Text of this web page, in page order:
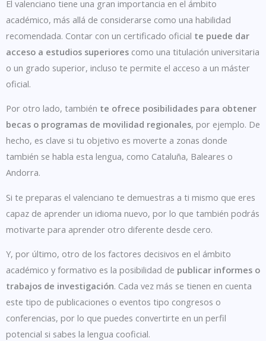
El valenciano tiene una gran importancia en el ámbito
académico, más allá de considerarse como una habilidad
recomendada. Contar con un certificado oficial te puede dar
acceso a estudios superiores como una titulación universitaria
o un grado superior, incluso te permite el acceso a un máster
oficial.
Por otro lado, también te ofrece posibilidades para obtener
becas o programas de movilidad regionales, por ejemplo. De
hecho, es clave si tu objetivo es moverte a zonas donde
también se habla esta lengua, como Cataluña, Baleares o
Andorra.
Si te preparas el valenciano te demuestras a ti mismo que eres
capaz de aprender un idioma nuevo, por lo que también podrás
motivarte para aprender otro diferente desde cero.
Y, por último, otro de los factores decisivos en el ámbito
académico y formativo es la posibilidad de publicar informes o
trabajos de investigación. Cada vez más se tienen en cuenta
este tipo de publicaciones o eventos tipo congresos o
conferencias, por lo que puedes convertirte en un perfil
potencial si sabes la lengua cooficial.